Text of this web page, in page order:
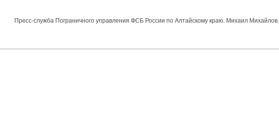
Пресс-служба Пограничного управления ФСБ России по Алтайскому краю. Михаил Михайлов.